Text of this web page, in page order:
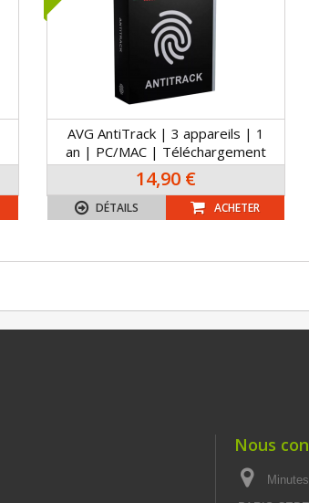
AVG AntiTrack | 3 appareils | 1
an | PC/MAC | Téléchargement
14,90 €
DÉTAILS ACHETER
Nous